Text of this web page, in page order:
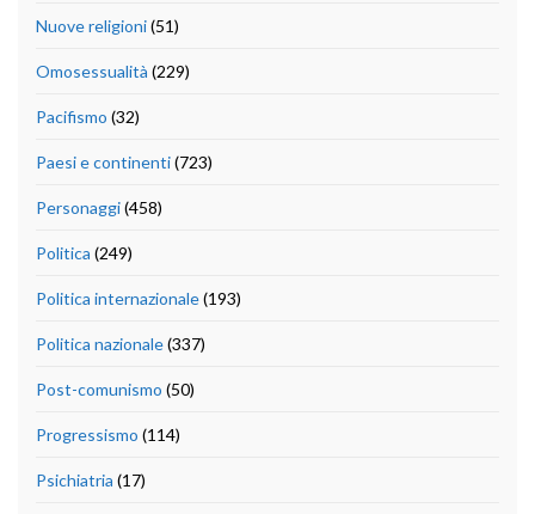
Nuove religioni(51)
Omosessualità (229)
Pacifismo (32)
Paesi e continenti(723)
Personaggi(458)
Politica (249)
Politica internazionale(193)
Politica nazionale(337)
Post-comunismo (50)
Progressismo (114)
Psichiatria (17)